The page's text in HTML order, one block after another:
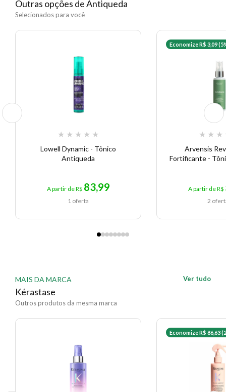
Outras opções de Antiqueda
Selecionados para você
★ ★ ★ ★ ★
Lowell Dynamic - Tônico
Antiqueda
A partir de R$ 83,99
1 oferta
Economize R$ 3,09
★ ★ ★
Arvensis
Fortificante -
A partir de R$
2
MAIS DA MARCA
Kérastase
Outros produtos da mesma marca
Ver tudo
Economize R$ 86,63